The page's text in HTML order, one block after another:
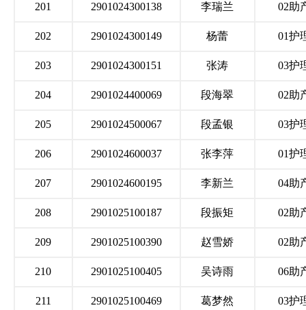
201 2901024300138 李瑞兰 02助
202 2901024300149 杨蕾 01护
203 2901024300151 张涛 03护
204 2901024400069 段海翠 02助
205 2901024500067 段孟银 03护
206 2901024600037 张李萍 01护
207 2901024600195 李新兰 04助
208 2901025100187 段振矩 02助
209 2901025100390 赵雪娇 02助
210 2901025100405 吴诗雨 06助
211 2901025100469 葛梦然 03护